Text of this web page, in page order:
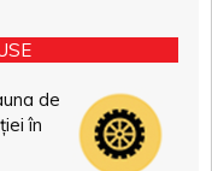
de
în